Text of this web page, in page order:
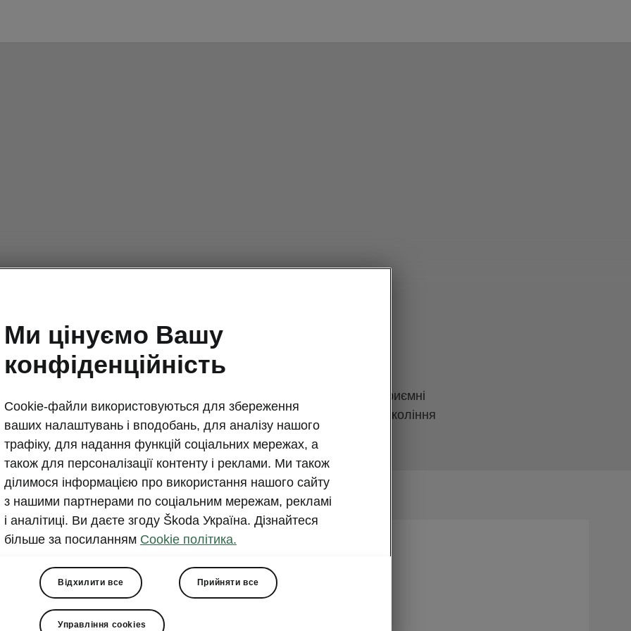
SKODA починає Різдво!
2020-11-10T15:41:13.327+00:00
Різдво і Новий рік все одно будуть! І компанія «Єврокар» готує приємні
різдвяні сюрпризи для своїх клієнтів вже зараз! Сьогодні нове покоління
SKODA OCTAVIA А8 можна придбати з вигодою до 32 800 грн. *
«Єврокар» подбала про те, щоб в цьому році під ялинкою у вашій
відмінний подарунок. На нове покоління бестселера марки SKODA
діє спеціальна ціна.* Поспішайте, кількість автомобілів
Ми цінуємо Вашу
конфіденційність
Cookie-файли використовуються для збереження
ваших налаштувань і вподобань, для аналізу нашого
трафіку, для надання функцій соціальних мережах, а
також для персоналізації контенту і реклами. Ми також
ділимося інформацією про використання нашого сайту
з нашими партнерами по соціальним мережам, рекламі
і аналітиці. Ви даєте згоду Škoda Україна. Дізнайтеся
більше за посиланням Cookie політика.
Відхилити все Прийняти все
Управління cookies